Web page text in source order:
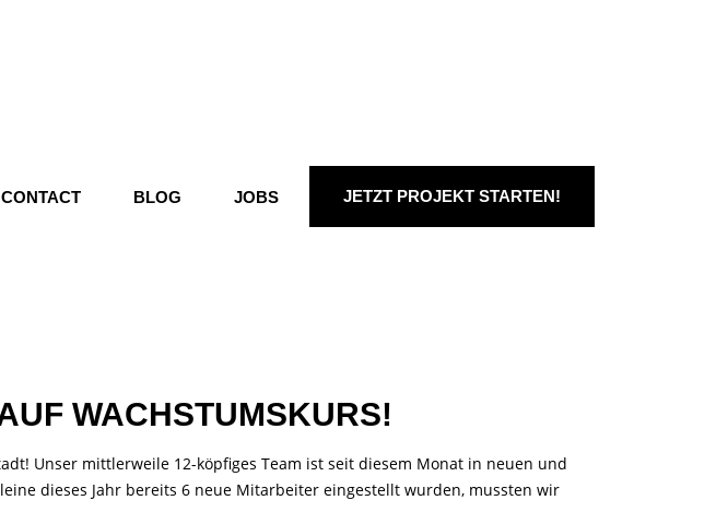
CONTACT BLOG JOBS JETZT PROJEKT STARTEN!
WACHSTUMSKURS!
Unser mittlerweile 12-köpfiges Team ist seit diesem Monat in neuen und
dieses Jahr bereits 6 neue Mitarbeiter eingestellt wurden, mussten wir